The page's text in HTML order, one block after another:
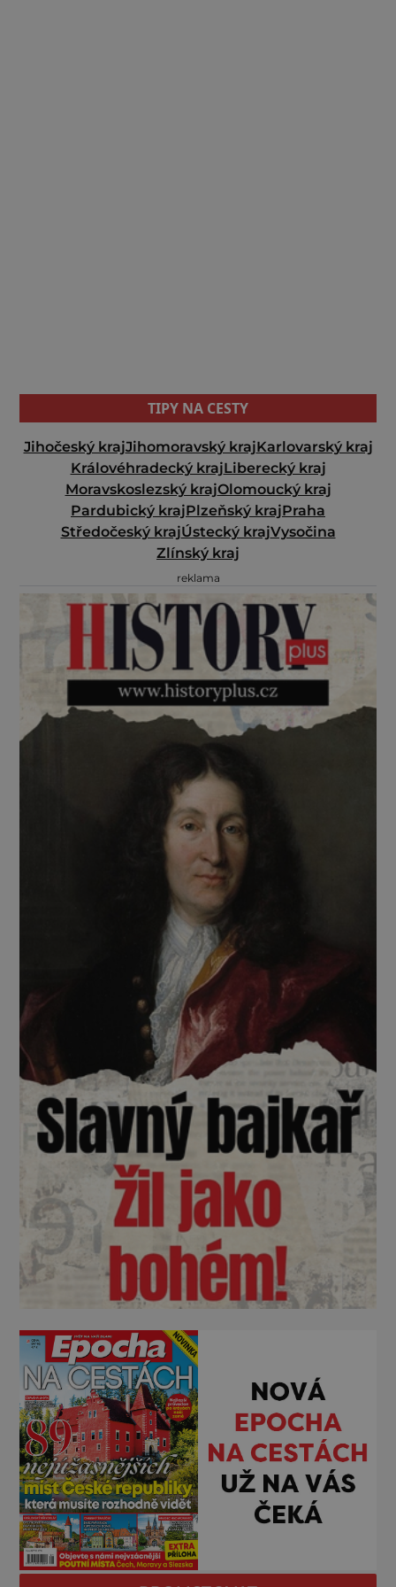
TIPY NA CESTY
Jihočeský krajJihomoravský krajKarlovarský kraj
Královéhradecký krajLiberecký kraj
Moravskoslezský krajOlomoucký kraj
Pardubický krajPlzeňský krajPraha
Středočeský krajÚstecký krajVysočina
Zlínský kraj
reklama